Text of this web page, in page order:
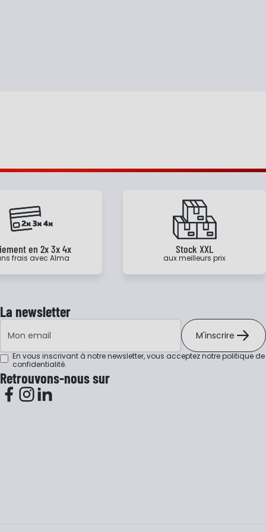
en 2x 3x 4x
frais avec Alma
Stock XXL
aux meilleurs prix
La newsletter
Adresse e-mail
M'inscrire
En vous inscrivant à notre newsletter, vous acceptez notrepolitique de
confidentialité.
Retrouvons-nous sur